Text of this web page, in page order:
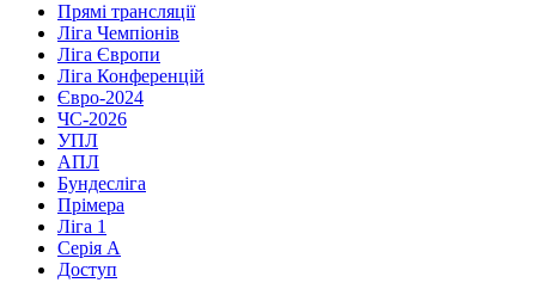
Прямі трансляції
Ліга Чемпіонів
Ліга Європи
Ліга Конференцій
Євро-2024
ЧС-2026
УПЛ
АПЛ
Бундесліга
Прімера
Ліга 1
Серія А
Доступ